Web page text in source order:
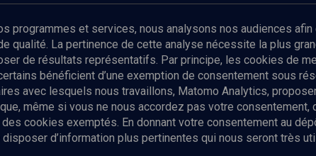
vous à notre newsletter
Envoyer
programmes et services, nous analysons nos audiences
qualité. La pertinence de cette analyse nécessite la plus
de résultats représentatifs. Par principe, les cookies de
bénéficient d’une exemption de consentement sous
avec lesquels nous travaillons, Matomo Analytics,
même si vous ne nous accordez pas votre consentement,
cookies exemptés. En donnant votre consentement au
d’information plus pertinentes qui nous seront très